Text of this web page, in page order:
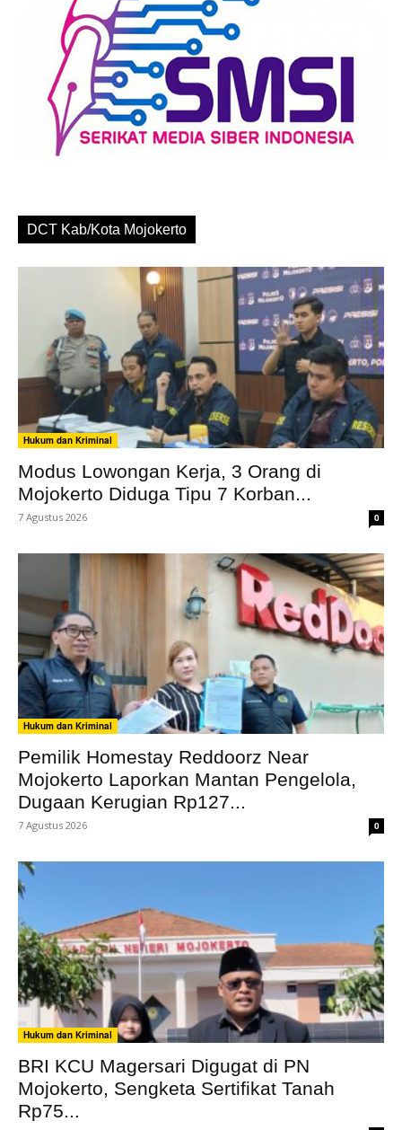
DCT Kab/Kota Mojokerto
Hukum dan Kriminal
Modus Lowongan Kerja, 3 Orang di
Mojokerto Diduga Tipu 7 Korban...
7 Agustus 2026 0
Hukum dan Kriminal
Pemilik Homestay Reddoorz Near
Mojokerto Laporkan Mantan Pengelola,
Dugaan Kerugian Rp127...
7 Agustus 2026 0
Hukum dan Kriminal
BRI KCU Magersari Digugat di PN
Mojokerto, Sengketa Sertifikat Tanah
Rp75...